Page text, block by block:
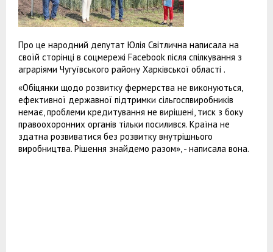
Про це народний депутат Юлія Світлична написала на
своїй сторінці в соцмережі Facebook після спілкування з
аграріями Чугуївського району Харківської області .
«Обіцянки щодо розвитку фермерства не виконуються,
ефективної державної підтримки сільгоспвиробників
немає, проблеми кредитування не вирішені, тиск з боку
правоохоронних органів тільки посилився. Країна не
здатна розвиватися без розвитку внутрішнього
виробництва. Рішення знайдемо разом», - написала вона.